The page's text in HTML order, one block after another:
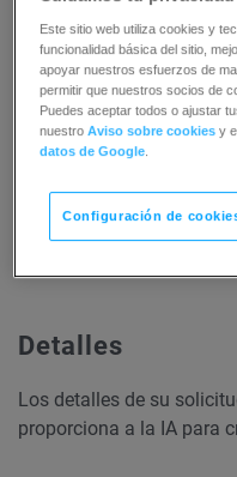
“Escribir una
Si tiene
resultado de la IA,
ejemplo, puede
electrónico de
Informe a la IA de
frases como
Detalles
Los detalles de su
proporciona a la IA para
Este sitio web utiliza cookies y
funcionalidad básica del sitio,
apoyar nuestros esfuerzos de
permitir que nuestros socios de
Puedes aceptar todos o ajustar
nuestroAviso sobre cookies y
datos de Google.
Configuración de